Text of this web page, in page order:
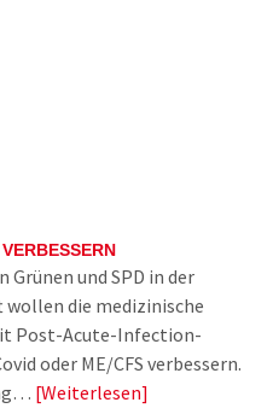
und SPD in der
die medizinische
Post-Acute-Infection-
oder ME/CFS verbessern.
Weiterlesen